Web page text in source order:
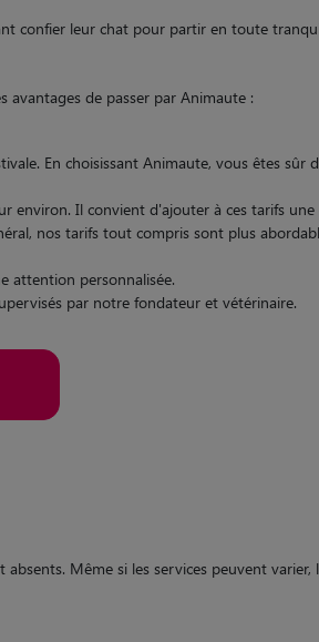
confier leur chat pour partir en toute
avantages de passer par Animaute :
En choisissant Animaute, vous êtes sûr
environ. Il convient d'ajouter à ces tarifs une
nos tarifs tout compris sont plus
attention personnalisée.
par notre fondateur et vétérinaire.
Même si les services peuvent varier,